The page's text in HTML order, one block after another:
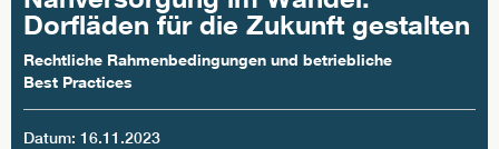
Dorfläden für die Zukunft gestalten
Rechtliche Rahmenbedingungen und betriebliche
Best Practices
Datum: 16.11.2023